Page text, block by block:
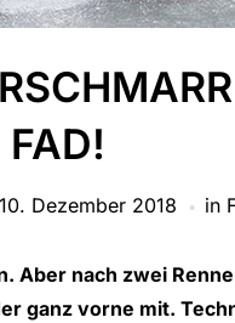
FAD!
10. Dezember 2018 in
Aber nach zwei
ganz vorne mit.